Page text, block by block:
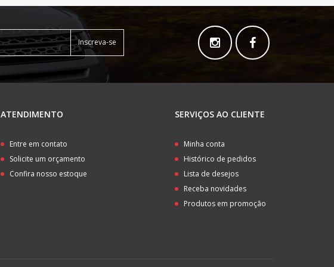
Inscreva-se
ATENDIMENTO
Entre em contato
Solicite um orçamento
Confira nosso estoque
SERVIÇOS AO CLIENTE
Minha conta
Histórico de pedidos
Lista de desejos
Receba novidades
Produtos em promoção